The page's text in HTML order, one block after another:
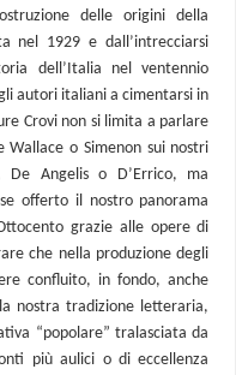
delle origini della
nel 1929 e dall’intrecciarsi
dell’Italia nel ventennio
autori italiani a cimentarsi in
Crovi non si limita a parlare
Wallace o Simenon sui nostri
De Angelis o D’Errico, ma
offerto il nostro panorama
grazie alle opere di
che nella produzione degli
confluito, in fondo, anche
nostra tradizione letteraria,
“popolare” tralasciata da
più aulici o di eccellenza